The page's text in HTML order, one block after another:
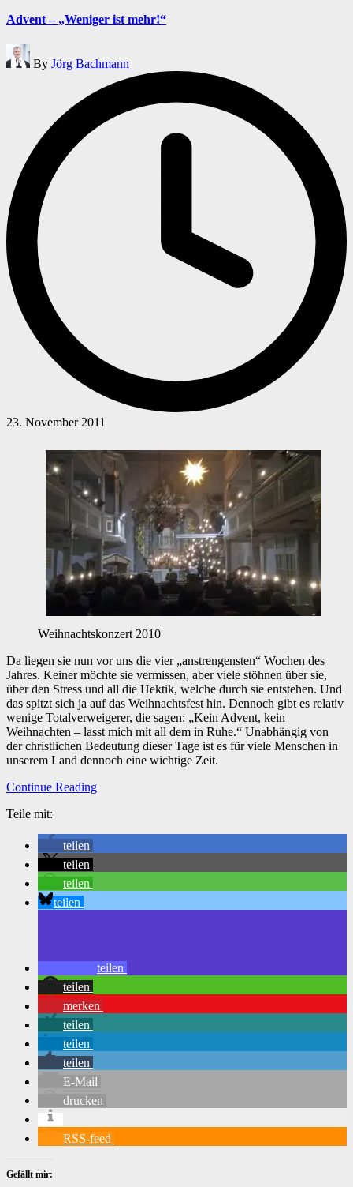
Advent – „Weniger ist mehr!“
Posted
by
By Jörg Bachmann
23. November 2011
Weihnachtskonzert 2010
Da liegen sie nun vor uns die vier „anstrengensten“ Wochen des
Jahres. Keiner möchte sie vermissen, aber viele stöhnen über sie,
über den Stress und all die Hektik, welche durch sie entstehen. Und
das spitzt sich ja auf das Weihnachtsfest hin. Dennoch gibt es relativ
wenige Totalverweigerer, die sagen: „Kein Advent, kein
Weihnachten – lasst mich mit all dem in Ruhe.“ Unabhängig von
der christlichen Bedeutung dieser Tage ist es für viele Menschen in
unserem Land dennoch eine wichtige Zeit.
Continue Reading
Teile mit:
teilen
teilen
teilen
teilen
teilen
teilen
merken
teilen
teilen
teilen
E-Mail
drucken
RSS-feed
Gefällt mir: